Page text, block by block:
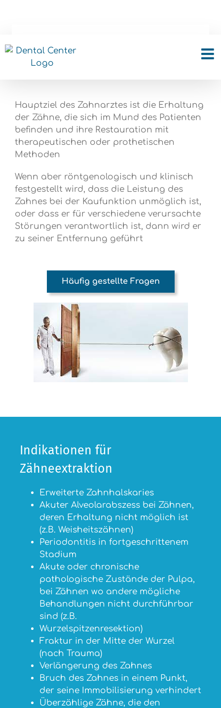
Zahnextraktion
Hauptziel des Zahnarztes ist die Erhaltung
der Zähne, die sich im Mund des Patienten
befinden und ihre Restauration mit
therapeutischen oder prothetischen
Methoden
Wenn aber röntgenologisch und klinisch
festgestellt wird, dass die Leistung des
Zahnes bei der Kaufunktion unmöglich ist,
oder dass er für verschiedene verursachte
Störungen verantwortlich ist, dann wird er
zu seiner Entfernung geführt
Häufig gestellte Fragen
Indikationen für
Zähneextraktion
Erweiterte Zahnhalskaries
Akuter Alveolarabszess bei Zähnen,
deren Erhaltung nicht möglich ist
(z.B. Weisheitszähnen)
Periodontitis in fortgeschrittenem
Stadium
Akute oder chronische
pathologische Zustände der Pulpa,
bei Zähnen wo andere mögliche
Behandlungen nicht durchführbar
sind (z.B.
Wurzelspitzenresektion)
Fraktur in der Mitte der Wurzel
(nach Trauma)
Verlängerung des Zahnes
Bruch des Zahnes in einem Punkt,
der seine Immobilisierung verhindert
Überzählige Zähne, die den